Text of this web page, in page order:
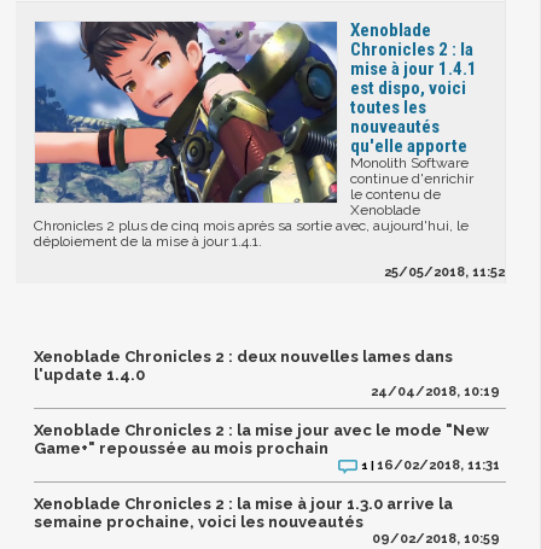
Xenoblade
Chronicles 2 : la
mise à jour 1.4.1
est dispo, voici
toutes les
nouveautés
qu'elle apporte
Monolith Software
continue d'enrichir
le contenu de
Xenoblade
Chronicles 2 plus de cinq mois après sa sortie avec, aujourd'hui, le
déploiement de la mise à jour 1.4.1.
25/05/2018, 11:52
Xenoblade Chronicles 2 : deux nouvelles lames dans
l'update 1.4.0
24/04/2018, 10:19
Xenoblade Chronicles 2 : la mise jour avec le mode "New
Game+" repoussée au mois prochain
1 |16/02/2018, 11:31
Xenoblade Chronicles 2 : la mise à jour 1.3.0 arrive la
semaine prochaine, voici les nouveautés
09/02/2018, 10:59